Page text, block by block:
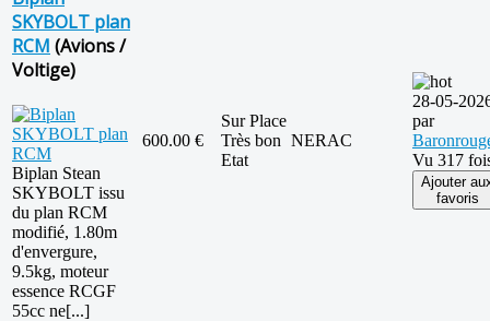
SKYBOLT plan
RCM (Avions /
Voltige)
Biplan Stean
SKYBOLT issu
du plan RCM
modifié, 1.80m
d'envergure,
9.5kg, moteur
essence RCGF
55cc ne[...]
600.00 €
Sur Place
Très bon
Etat
NERAC
28-05-
par
Vu 317
Ajouter
favoris